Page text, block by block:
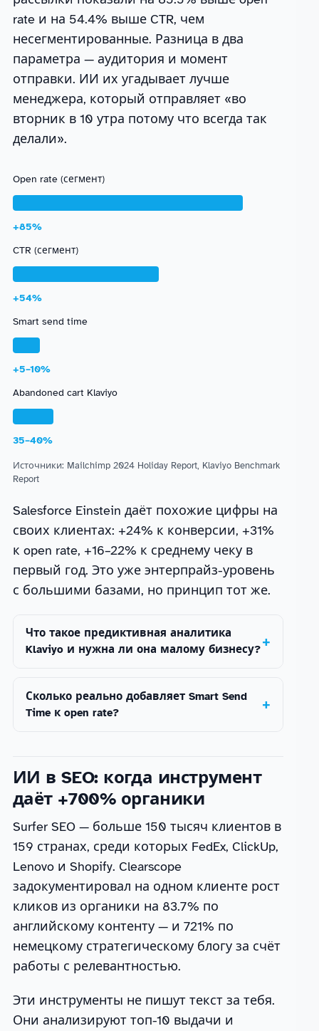
rate и на 54.4% выше CTR, чем
несегментированные. Разница в два
параметра — аудитория и момент
отправки. ИИ их угадывает лучше
менеджера, который отправляет «во
вторник в 10 утра потому что всегда так
делали».
Open rate (сегмент)
+85%
CTR (сегмент)
+54%
Smart send time
+5–10%
Abandoned cart Klaviyo
35–40%
Источники: Mailchimp 2024 Holiday Report, Klaviyo Benchmark
Report
Salesforce Einstein даёт похожие цифры на
своих клиентах: +24% к конверсии, +31%
к open rate, +16–22% к среднему чеку в
первый год. Это уже энтерпрайз-уровень
с большими базами, но принцип тот же.
Что такое предиктивная аналитика
Klaviyo и нужна ли она малому бизнесу?
Сколько реально добавляет Smart Send
Time к open rate?
ИИ в SEO: когда инструмент
даёт +700% органики
Surfer SEO — больше 150 тысяч клиентов в
159 странах, среди которых FedEx, ClickUp,
Lenovo и Shopify. Clearscope
задокументировал на одном клиенте рост
кликов из органики на 83.7% по
английскому контенту — и 721% по
немецкому стратегическому блогу за счёт
работы с релевантностью.
Эти инструменты не пишут текст за тебя.
Они анализируют топ-10 выдачи и